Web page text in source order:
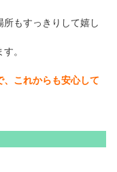
もすっきりして嬉し
。
これからも安心して